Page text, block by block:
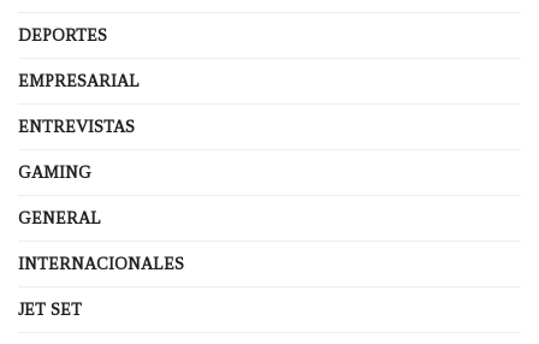
DEPORTES
EMPRESARIAL
ENTREVISTAS
GAMING
GENERAL
INTERNACIONALES
JET SET